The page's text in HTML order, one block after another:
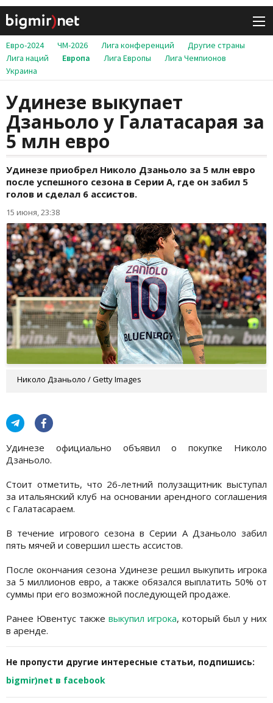
Евро-2024 ЧМ-2026 Лига конференций
Другие страны
Лига наций
Европа Лига Европы
Лига Чемпионов
Украина
Удинезе выкупает
Дзаньоло у Галатасарая за
5 млн евро
Удинезе приобрел Николо Дзаньоло за 5 млн евро
после успешного сезона в Серии А, где он забил 5
голов и сделал 6 ассистов.
15 июня, 23:38
Николо Дзаньоло / Getty Images
Удинезе официально объявил о покупке Николо
Дзаньоло.
Стоит отметить, что 26-летний полузащитник выступал
за итальянский клуб на основании арендного соглашения
с Галатасараем.
В течение игрового сезона в Серии А Дзаньоло забил
пять мячей и совершил шесть ассистов.
После окончания сезона Удинезе решил выкупить игрока
за 5 миллионов евро, а также обязался выплатить 50% от
суммы при его возможной последующей продаже.
Ранее Ювентус также выкупил игрока, который был у них
в аренде.
Не пропусти другие интересные статьи, подпишись:
bigmir)net в facebook